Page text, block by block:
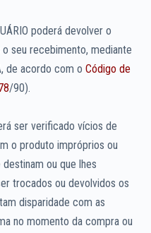
poderá devolver o
seu recebimento, mediante
de acordo com o Código de
/90).
ser verificado vícios de
o produto impróprios ou
ou que lhes
trocados ou devolvidos os
disparidade com as
no momento da compra ou